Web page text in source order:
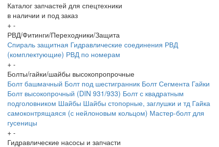
Каталог запчастей для спецтехники
в наличии и под заказ
+ -
РВД/Фитинги/Переходники/Защита
Спираль защитная Гидравлические соединения РВД
(комплектующие) РВД по номерам
+ -
Болты/гайки/шайбы высокопропрочные
Болт башмачный Болт под шестигранник Болт Сегмента Гайки
Болт высокопрочный (DIN 931/933) Болт с квадратным
подголовником Шайбы Шайбы стопорные, заглушки и тд Гайка
самоконтрящаяся (с нейлоновым кольцом) Мастер-болт для
гусеницы
+ -
Гидравлические насосы и запчасти